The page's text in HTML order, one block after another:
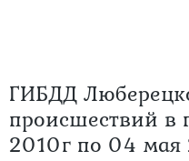
ГИБДД
происшествий в
2010г по 04 мая